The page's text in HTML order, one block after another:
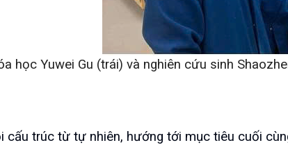
học Yuwei Gu (trái) và nghiên cứu sinh
cấu trúc từ tự nhiên, hướng tới mục tiêu cuối